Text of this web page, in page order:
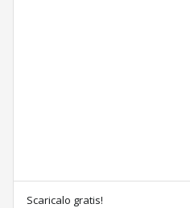
Scaricalo gratis!